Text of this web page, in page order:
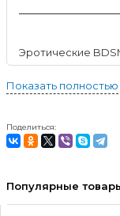
Эротические
COSMOSEX. Для
свяжитесь со
Показать полностью
Поделиться:
Популярные